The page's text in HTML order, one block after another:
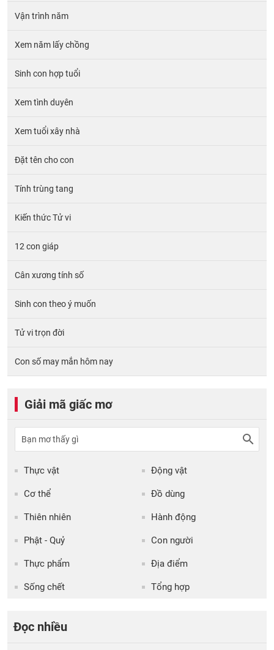
Vận trình năm
Xem năm lấy chồng
Sinh con hợp tuổi
Xem tình duyên
Xem tuổi xây nhà
Đặt tên cho con
Tính trùng tang
Kiến thức Tử vi
12 con giáp
Cân xương tính số
Sinh con theo ý muốn
Tử vi trọn đời
Con số may mắn hôm nay
Giải mã giấc mơ
Thực vật Động vật
Cơ thể Đồ dùng
Thiên nhiên Hành động
Phật - Quỷ Con người
Thực phẩm Địa điểm
Sống chết Tổng hợp
Đọc nhiều